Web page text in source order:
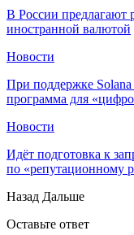
В России предлагают
иностранной валютой
Новости
При поддержке Solana
программа для
Новости
Идёт подготовка к
по «репутационному
Назад Дальше
Оставьте ответ